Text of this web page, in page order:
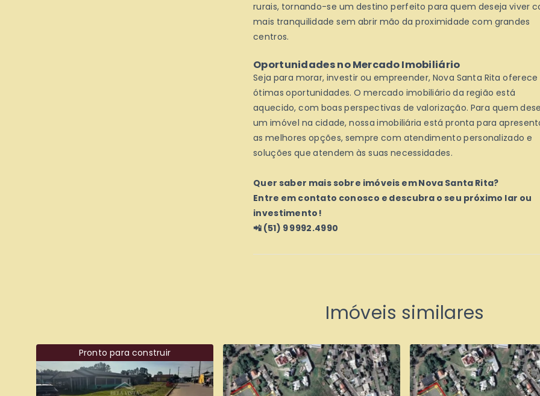
rurais, tornando-se um destino perfeito para quem deseja viver
mais tranquilidade sem abrir mão da proximidade com grandes
centros.
Oportunidades no Mercado Imobiliário
Seja para morar, investir ou empreender, Nova Santa Rita oferece
ótimas oportunidades. O mercado imobiliário da região está
aquecido, com boas perspectivas de valorização. Para quem
um imóvel na cidade, nossa imobiliária está pronta para
as melhores opções, sempre com atendimento personalizado e
soluções que atendem às suas necessidades.
Quer saber mais sobre imóveis em Nova Santa Rita?
Entre em contato conosco e descubra o seu próximo lar ou
investimento!
📲 (51) 9 9992.4990
Imóveis similares
Pronto para construir